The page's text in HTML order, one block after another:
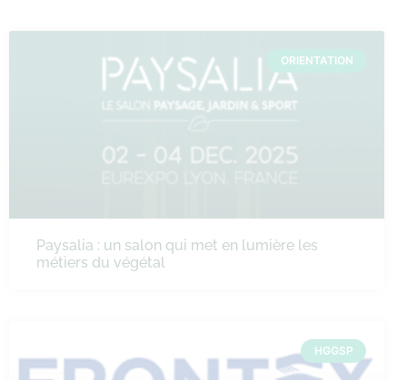
ORIENTATION
Paysalia : un salon qui met en lumière les
métiers du végétal
HGGSP